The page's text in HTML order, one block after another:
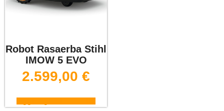
Robot Rasaerba Stihl
IMOW 5 EVO
2.599,00 €